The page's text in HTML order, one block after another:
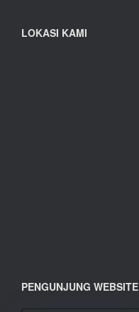
LOKASI KAMI
PENGUNJUNG WEBSITE